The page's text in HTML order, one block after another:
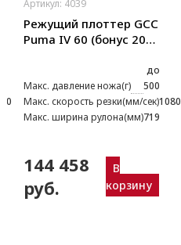
Артикул: 4039
Режущий плоттер GCC
Puma IV 60 (бонус 20
Макс. давление ножа(г)
до
500
Макс. скорость резки(мм/сек)1080
Макс. ширина рулона(мм)719
144 458
руб.
В
корзину